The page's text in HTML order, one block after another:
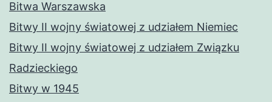
Bitwa Warszawska
Bitwy II wojny światowej z udziałem Niemiec
Bitwy II wojny światowej z udziałem Związku
Radzieckiego
Bitwy w 1945